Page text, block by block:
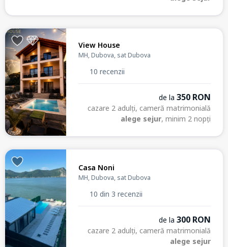
View House
MH, Dubova, sat Dubova
10 recenzii
de la 350 RON
cazare 2 adulți, cameră matrimonială
alege sejur, minim 2 nopți
Casa Noni
MH, Dubova, sat Dubova
10 din 3 recenzii
de la 300 RON
cazare 2 adulți, cameră matrimonială
alege sejur